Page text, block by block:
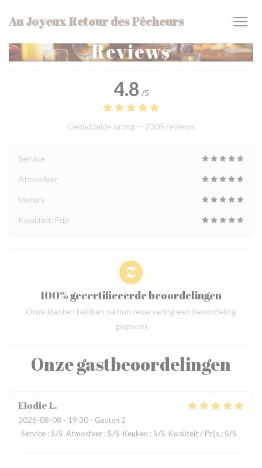
Au Joyeux Retour des Pêcheurs
Reviews
Onze gastbeoordelingen
ElodieL
2026-08-08 - 19:30 - Gasten 2
Service : 5/5 Atmosfeer : 5/5 Keuken : 5/5 Kwaliteit / Prijs : 5/5
4.8 /5
Gemiddelde rating — 2305 reviews
Service
Atmosfeer
Menu's
Kwaliteit/Prijs
100% gecertificeerde beoordelingen
Onze klanten hebben na hun reservering een beoordeling
gegeven